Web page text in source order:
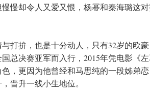
慢却令人又爱又恨，杨幂和秦海璐这
打拚，也是十分动人，只有32岁的欧
国总决赛亚军而入行，2015年凭电影《
，更因为他曾经和马思纯的一段姊弟
晋升一线小生地位。